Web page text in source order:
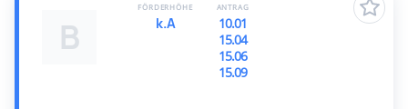
B
FÖRDERHÖHE
k.A
ANTRAG
10.01
15.04
15.06
15.09